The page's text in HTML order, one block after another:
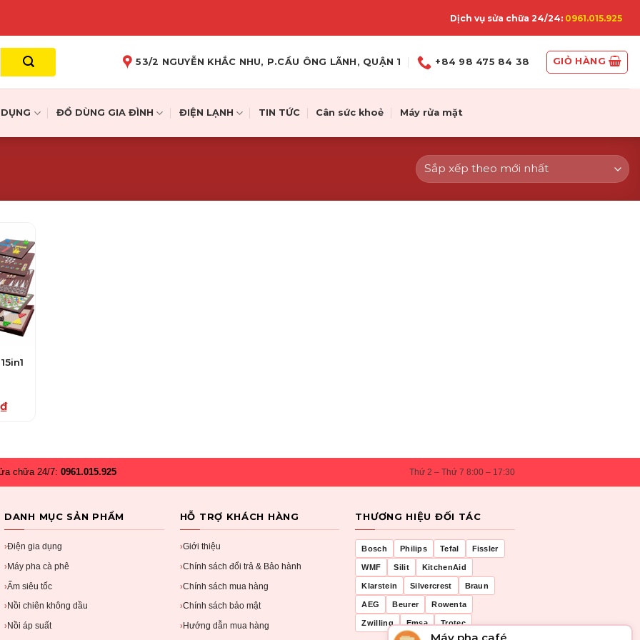
Dịch vụ sửa chữa 24/24: 0961.015.925
53/2 NGUYỄN KHẮC NHU, P.CẦU ÔNG LÃNH, QUẬN 1 +84 98 475 84 38 GIỎ HÀNG
ĐỒ DÙNG GIA ĐÌNH ĐIỆN LẠNH TIN TỨC Cân sức khoẻ Máy rửa mặt
₫
chữa 24/7: 0961.015.925 Thứ 2 – Thứ 7 8:00 – 17:30
DANH MỤC SẢN PHẨM
›Điện gia dụng
›Máy pha cà phê
›Ấm siêu tốc
› Nồi chiên không dầu
› Nồi áp suất
HỖ TRỢ KHÁCH HÀNG
›Giới thiệu
›Chính sách đổi trả & Bảo hành
›Chính sách mua hàng
›Chính sách bảo mật
› Hướng dẫn mua hàng
THƯƠNG HIỆU ĐỐI TÁC
Bosch Philips Tefal Fissler
WMF Silit KitchenAid
Klarstein Silvercrest Braun
AEG Beurer Rowenta
Zwilling Emsa Trotec